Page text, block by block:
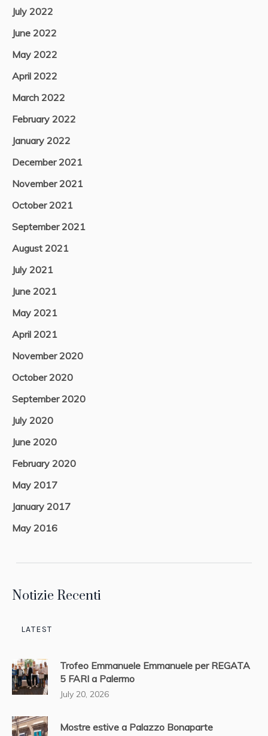
July 2022
June 2022
May 2022
April 2022
March 2022
February 2022
January 2022
December 2021
November 2021
October 2021
September 2021
August 2021
July 2021
June 2021
May 2021
April 2021
November 2020
October 2020
September 2020
July 2020
June 2020
February 2020
May 2017
January 2017
May 2016
Notizie Recenti
LATEST
Trofeo Emmanuele Emmanuele per REGATA
5 FARI a Palermo
July 20, 2026
Mostre estive a Palazzo Bonaparte